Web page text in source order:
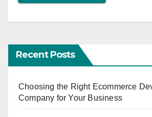
Recent Posts
Choosing the Right Ecommerce
Company for Your Business